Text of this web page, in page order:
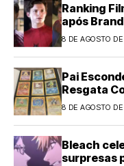
Ranking
após
8 DE AGOSTO
Pai
Resgata
8 DE AGOSTO
Bleach
surpresas